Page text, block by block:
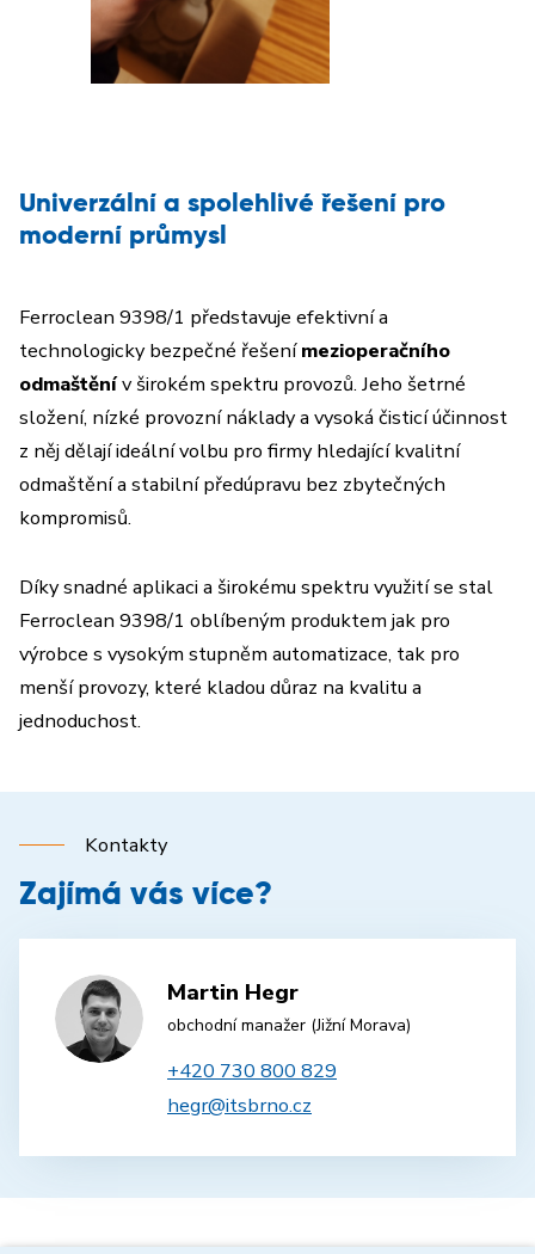
Univerzální a spolehlivé řešení pro
moderní průmysl
Ferroclean 9398/1 představuje efektivní a
technologicky bezpečné řešenímezioperačního
odmaštěnív širokém spektru provozů. Jeho šetrné
složení, nízké provozní náklady a vysoká čisticí účinnost
z něj dělají ideální volbu pro firmy hledající kvalitní
odmaštěnía stabilní předúpravu bez zbytečných
kompromisů.
Díky snadné aplikaci a širokému spektru využití se stal
Ferroclean 9398/1 oblíbeným produktem jak pro
výrobce s vysokým stupněm automatizace, tak pro
menší provozy, které kladou důraz na kvalitu a
jednoduchost.
Kontakty
Zajímá vás více?
Martin Hegr
obchodní manažer (Jižní Morava)
+420 730 800 829
hegr@itsbrno.cz